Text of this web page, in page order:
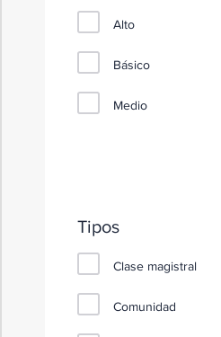
Alto
Básico
Medio
Tipos
Clase magistral
Comunidad